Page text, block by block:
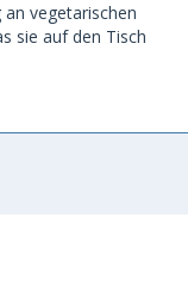
vegetarischen
sie auf den Tisch